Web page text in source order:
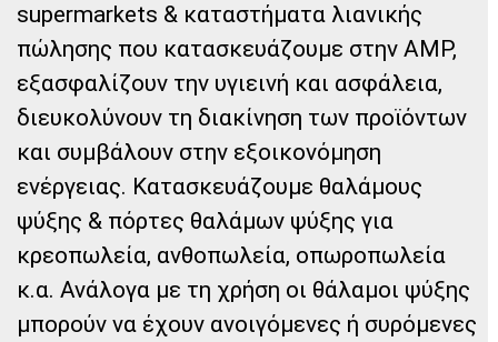
supermarkets & καταστήματα λιανικής
πώλησης που κατασκευάζουμε στην AMP,
εξασφαλίζουν την υγιεινή και ασφάλεια,
διευκολύνουν τη διακίνηση των προϊόντων
και συμβάλουν στην εξοικονόμηση
ενέργειας. Κατασκευάζουμε θαλάμους
ψύξης & πόρτες θαλάμων ψύξης για
κρεοπωλεία, ανθοπωλεία, οπωροπωλεία
κ.α. Ανάλογα με τη χρήση οι θάλαμοι ψύξης
μπορούν να έχουν ανοιγόμενες ή συρόμενες